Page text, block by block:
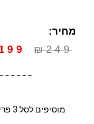
מחיר:
₪249
199
מוסיפים לסל 3 פריטים ומקבלים 50% הנחה על הזול מביניהם!